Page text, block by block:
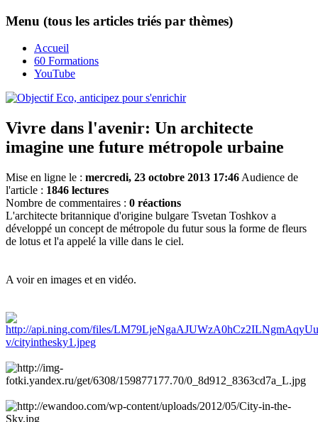
Menu (tous les articles triés par thèmes)
Accueil
60 Formations
YouTube
Vivre dans l'avenir: Un architecte
imagine une future métropole urbaine
Mise en ligne le : mercredi, 23 octobre 2013 17:46 Audience de
l'article : 1846 lectures
Nombre de commentaires : 0 réactions
L'architecte britannique d'origine bulgare Tsvetan Toshkov a
développé un concept de métropole du futur sous la forme de fleurs
de lotus et l'a appelé la ville dans le ciel.
A voir en images et en vidéo.